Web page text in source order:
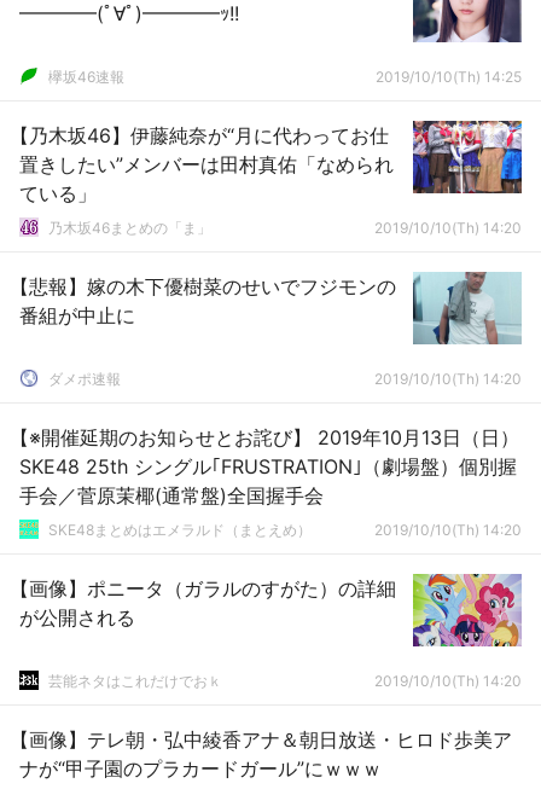
━━━━(ﾟ∀ﾟ)━━━━ｯ!!
欅坂46速報 2019/10/10(Th) 14:25
【乃木坂46】伊藤純奈が“月に代わってお仕
置きしたい”メンバーは田村真佑「なめられ
ている」
乃木坂46まとめの「ま」 2019/10/10(Th) 14:20
【悲報】嫁の木下優樹菜のせいでフジモンの
番組が中止に
ダメポ速報 2019/10/10(Th) 14:20
【※開催延期のお知らせとお詫び】 2019年10月13日（日）
SKE48 25th シングル｢FRUSTRATION｣（劇場盤）個別握
手会／菅原茉椰(通常盤)全国握手会
SKE48まとめはエメラルド（まとえめ） 2019/10/10(Th) 14:20
【画像】ポニータ（ガラルのすがた）の詳細
が公開される
芸能ネタはこれだけでおｋ 2019/10/10(Th) 14:20
【画像】テレ朝・弘中綾香アナ＆朝日放送・ヒロド歩美ア
ナが“甲子園のプラカードガール”にｗｗｗ